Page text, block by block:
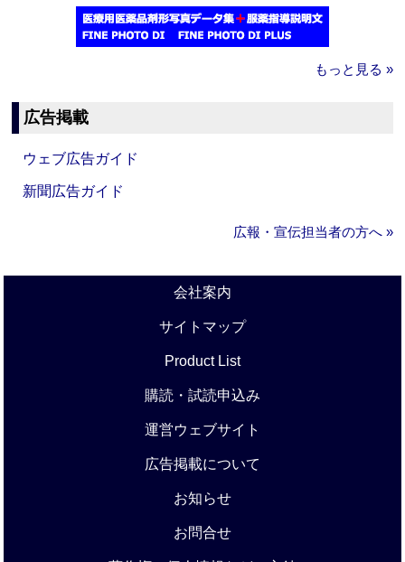
もっと見る »
広告掲載
ウェブ広告ガイド
新聞広告ガイド
広報・宣伝担当者の方へ »
会社案内
サイトマップ
Product List
購読・試読申込み
運営ウェブサイト
広告掲載について
お知らせ
お問合せ